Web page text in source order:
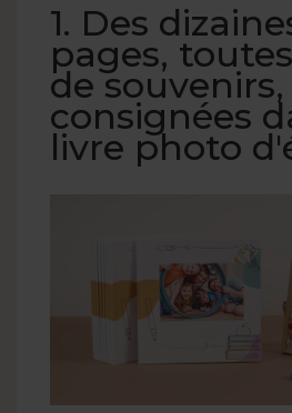
1. Des
pages,
de souvenirs,
consignées
livre photo